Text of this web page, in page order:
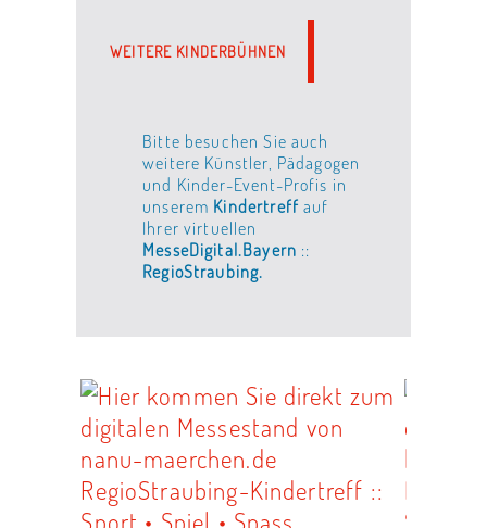
WEITERE KINDERBÜHNEN
Bitte besuchen Sie auch
weitere Künstler, Pädagogen
und Kinder-Event-Profis in
unserem Kindertreff auf
Ihrer virtuellen
MesseDigital.Bayern ::
RegioStraubing.